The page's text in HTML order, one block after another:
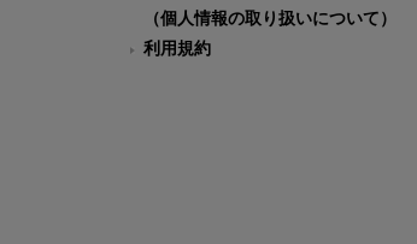
（個人情報の取り扱いについて）
利用規約